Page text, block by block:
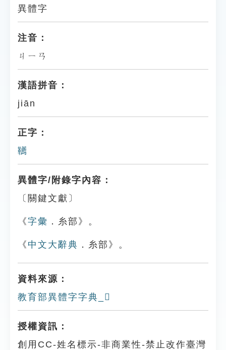
異體字
注音：
ㄐㄧㄢ
漢語拼音：
jiān
正字：
韉
異體字/附錄字內容：
〔關鍵文獻〕
《字彙 ．糸部》。
《 中文大辭典 ．糸部》。
資料來源：
教育部異體字字典_𦇩
授權資訊：
創用CC-姓名標示-非商業性-禁止改作臺灣